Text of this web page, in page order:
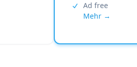
Ad free
Mehr →